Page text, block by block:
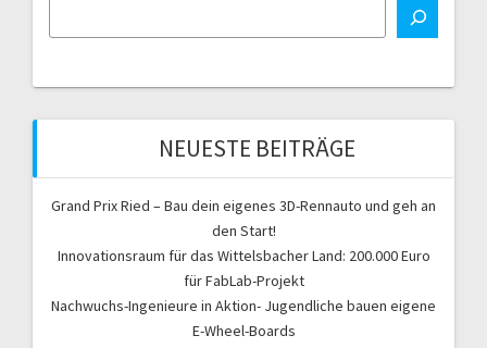
NEUESTE BEITRÄGE
Grand Prix Ried – Bau dein eigenes 3D-Rennauto und geh an
den Start!
Innovationsraum für das Wittelsbacher Land: 200.000 Euro
für FabLab-Projekt
Nachwuchs-Ingenieure in Aktion- Jugendliche bauen eigene
E-Wheel-Boards